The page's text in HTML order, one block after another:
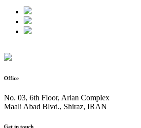
Office
No. 03, 6th Floor, Arian Complex
Maali Abad Blvd., Shiraz, IRAN
Get in touch